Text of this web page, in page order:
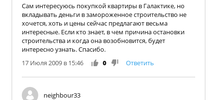
Сам интересуюсь покупкой квартиры в Галактике, но
вкладывать деньги в замороженное строительство не
хочется, хоть и цены сейчас предлагают весьма
интересные. Если кто знает, в чем причина остановки
строительства и когда она возобновится, будет
интересно узнать. Спасибо.
17 Июля 2009 в 15:46
0 Ответить
neighbour33